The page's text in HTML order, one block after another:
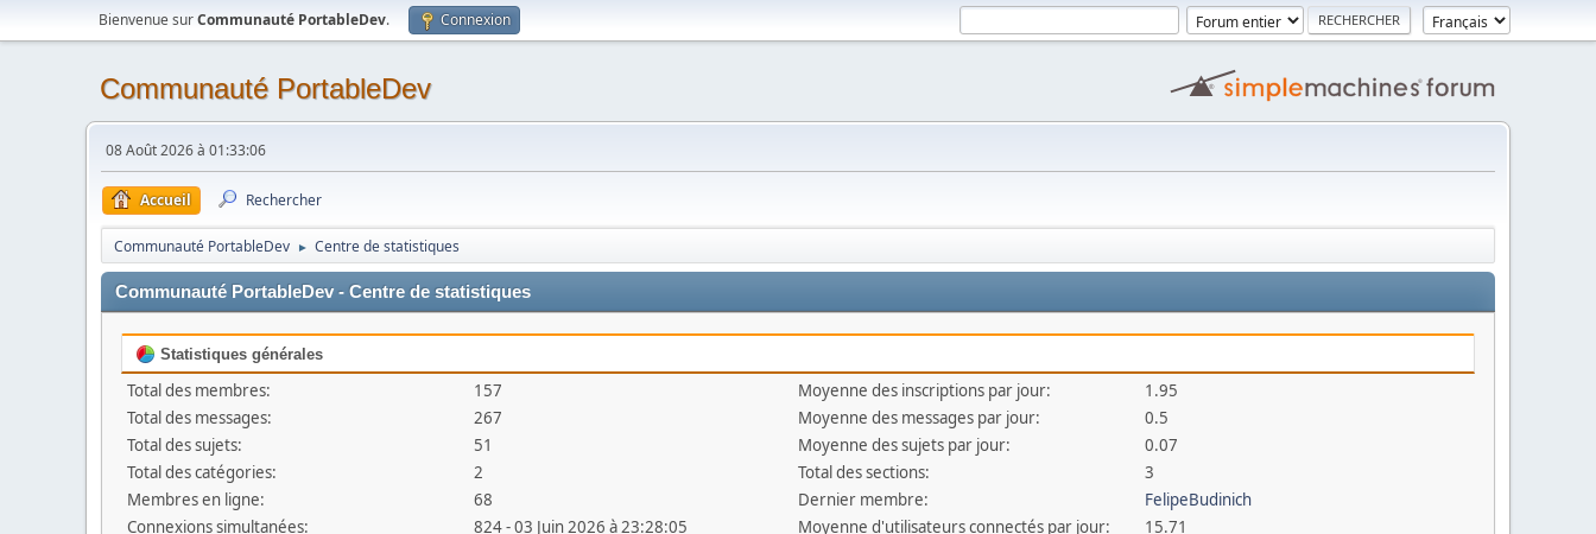
Bienvenue surCommunauté PortableDev. Connexion
Communauté PortableDev
08 Août 2026 à 01:33:06
Accueil Rechercher
Communauté PortableDev ► Centre de statistiques
Communauté PortableDev - Centre de statistiques
Statistiques générales
Total des membres:
157
Total des messages:
267
Total des sujets:
51
Total des catégories:
2
Membres en ligne:
68
Connexions simultanées:
824 - 03 Juin 2026 à 23:28:05
Moyenne des inscriptions par jour:
1.95
Moyenne des messages par jour:
0.5
Moyenne des sujets par jour:
0.07
Total des sections:
3
Dernier membre:
FelipeBudinich
Moyenne d'utilisateurs connectés par jour:
15.71